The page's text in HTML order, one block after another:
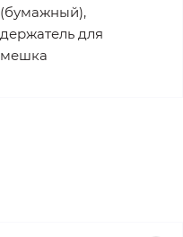
(бумажный),
держатель для
мешка